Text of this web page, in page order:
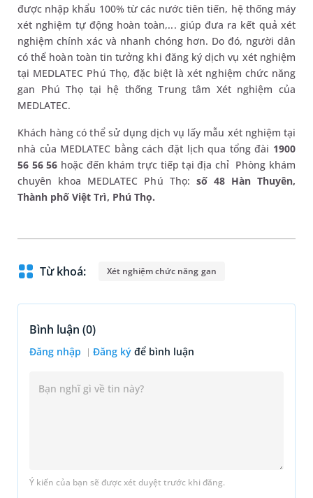
được nhập khẩu 100% từ các nước tiên tiến, hệ thống máy
xét nghiệm tự động hoàn toàn,... giúp đưa ra kết quả xét
nghiệm chính xác và nhanh chóng hơn. Do đó, người dân
có thể hoàn toàn tin tưởng khi đăng ký dịch vụ xét nghiệm
tại MEDLATEC Phú Thọ, đặc biệt là xét nghiệm chức năng
gan Phú Thọ tại hệ thống Trung tâm Xét nghiệm của
MEDLATEC.
Khách hàng có thể sử dụng dịch vụ lấy mẫu xét nghiệm tại
nhà của MEDLATEC bằng cách đặt lịch qua tổng đài 1900
56 56 56 hoặc đến khám trực tiếp tại địa chỉ Phòng khám
chuyên khoa MEDLATEC Phú Thọ: số 48 Hàn Thuyên,
Thành phố Việt Trì, Phú Thọ.
Từ khoá: Xét nghiệm chức năng gan
Bình luận (0)
Đăng nhập Đăng ký để bình luận
Ý kiến của bạn sẽ được xét duyệt trước khi đăng.